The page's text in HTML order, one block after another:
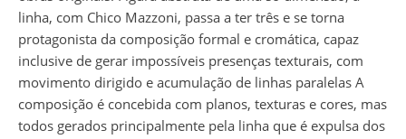
linha, com Chico Mazzoni, passa a ter três e se torna
protagonista da composição formal e cromática, capaz
inclusive de gerar impossíveis presenças texturais, com
movimento dirigido e acumulação de linhas paralelas A
composição é concebida com planos, texturas e cores, mas
todos gerados principalmente pela linha que é expulsa dos